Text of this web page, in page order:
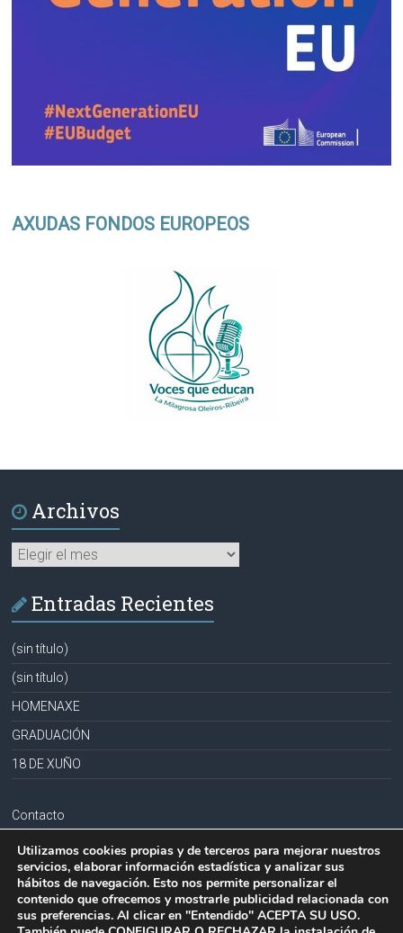
AXUDAS FONDOS EUROPEOS
Archivos
Archivos
Entradas Recientes
(sin título)
(sin título)
HOMENAXE
GRADUACIÓN
18 DE XUÑO
Contacto
Aviso legal
Política de privacidad
Política de cookies
Utilizamos cookies propias y de terceros para mejorar nuestros
servicios, elaborar información estadística y analizar sus
hábitos de navegación. Esto nos permite personalizar el
contenido que ofrecemos y mostrarle publicidad relacionada con
sus preferencias. Al clicar en "Entendido" ACEPTA SU USO.